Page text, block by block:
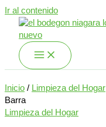
Ir al contenido
Inicio / Limpieza del Hogar
Barra
Limpieza del Hogar